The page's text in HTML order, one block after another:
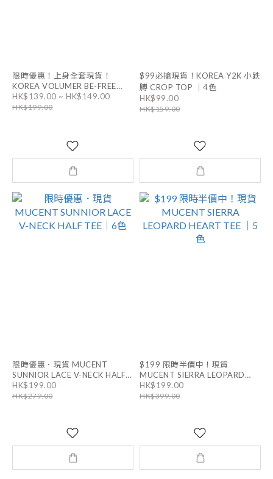
限時優惠！上身全套現貨！
KOREA VOLUMER BE-FREE
LACE RIBBED BRA TOP 連PAD
/ OUTER｜2色
HK$139.00 ~ HK$149.00
HK$199.00
$99必搶現貨！KOREA Y2K 小跌
膊 CROP TOP ｜4色
HK$99.00
HK$159.00
限時優惠．現貨 MUCENT
SUNNIOR LACE V-NECK HALF
TEE｜6色
HK$199.00
HK$279.00
$199 限時半價中！現貨
MUCENT SIERRA LEOPARD
HEART TEE ｜5色
HK$199.00
HK$399.00